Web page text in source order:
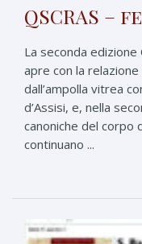
QSCRAS –
La seconda edizione
apre con la
dall’ampolla vitrea
d’Assisi, e, nella
canoniche del corpo
continuano ...